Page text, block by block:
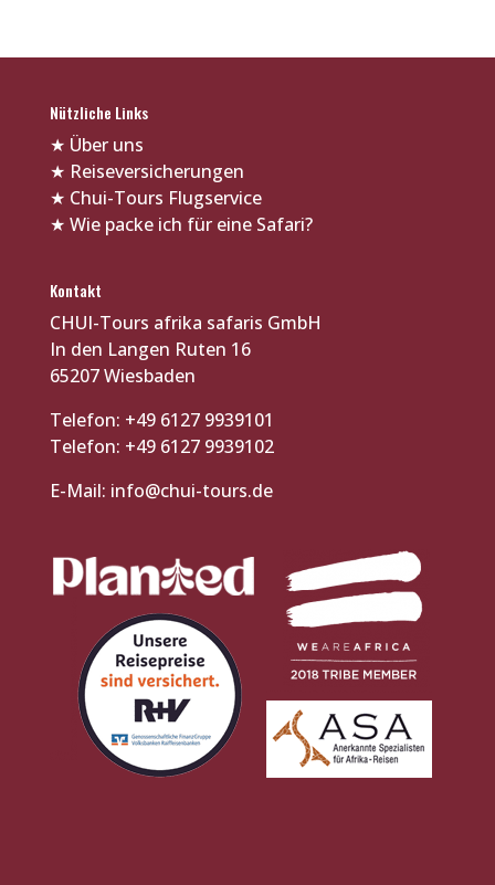
Nützliche Links
★ Über uns
★ Reiseversicherungen
★ Chui-Tours Flugservice
★ Wie packe ich für eine Safari?
Kontakt
CHUI-Tours afrika safaris GmbH
In den Langen Ruten 16
65207 Wiesbaden
Telefon: +49 6127 9939101
Telefon: +49 6127 9939102
E-Mail: info@chui-tours.de